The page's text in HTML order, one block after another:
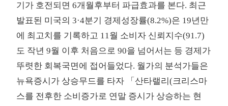
기가 호전되면 6개월후부터 파급효과를 본다. 최근
발표된 미국의 3·4분기 경제성장률(8.2%)은 19년만
에 최고치를 기록하고 11월 소비자 신뢰지수(91.7)
도 작년 9월 이후 처음으로 90을 넘어서는 등 경제가
뚜렷한 회복국면에 접어들었다. 월가의 분석가들은
뉴욕증시가 상승무드를 타자 「산타랠리(크리스마
스를 전후한 소비증가로 연말 증시가 상승하는 현